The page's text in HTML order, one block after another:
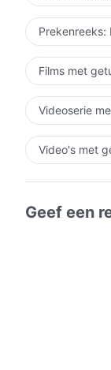
Prekenreeks:
Films met
Videoserie
Video's met
Geef een